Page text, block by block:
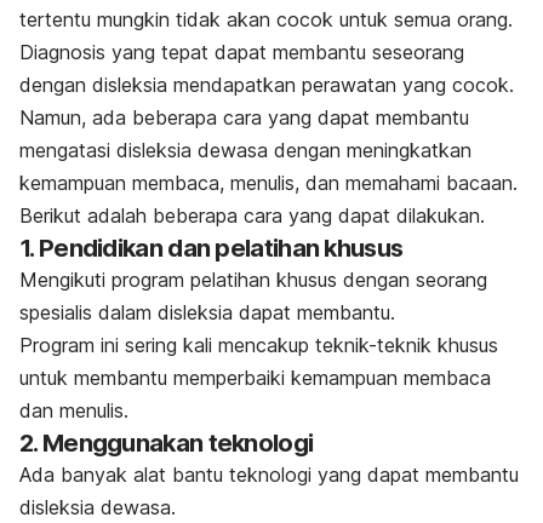
tertentu mungkin tidak akan cocok untuk semua orang.
Diagnosis yang tepat dapat membantu seseorang
dengan disleksia mendapatkan perawatan yang cocok.
Namun, ada beberapa cara yang dapat membantu
mengatasi disleksia dewasa dengan meningkatkan
kemampuan membaca, menulis, dan memahami bacaan.
Berikut adalah beberapa cara yang dapat dilakukan.
1. Pendidikan dan pelatihan khusus
Mengikuti program pelatihan khusus dengan seorang
spesialis dalam disleksia dapat membantu.
Program ini sering kali mencakup teknik-teknik khusus
untuk membantu memperbaiki kemampuan membaca
dan menulis.
2. Menggunakan teknologi
Ada banyak alat bantu teknologi yang dapat membantu
disleksia dewasa.